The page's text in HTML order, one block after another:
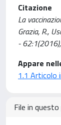
Citazione
La
Grazia, R.,
-
Appare
1.1 Articolo
File in